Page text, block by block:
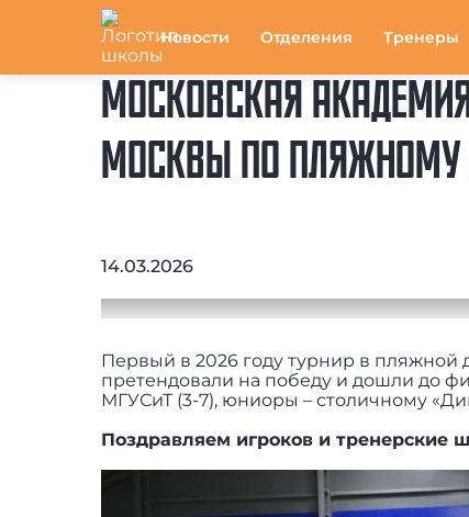
Новости Отделения Тренеры
МОСКОВСКАЯ
МОСКВЫ ПО ПЛЯЖНОМУ
14.03.2026
Первый в 2026 году турнир в
претендовали на победу и дошли до
МГУСиТ (3-7), юниоры – столичному
Поздравляем игроков и тренерские